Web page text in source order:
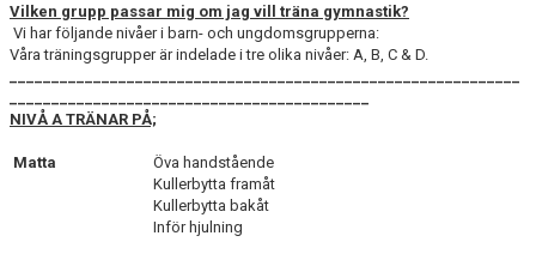
Vilken grupp passar mig om jag vill träna gymnastik?
Vi har följande nivåer i barn- och ungdomsgrupperna:
Våra träningsgrupper är indelade i tre olika nivåer: A, B, C & D.
_____________________________________________________________
___________________________________________
NIVÅ A TRÄNAR PÅ;
Matta
Öva handstående
Kullerbytta framåt
Kullerbytta bakåt
Inför hjulning